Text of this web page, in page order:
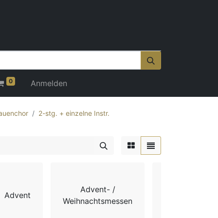
0 Anmelden
2-stg. + einzelne Instr.
Advent
Advent- /
Weihnachtsmessen